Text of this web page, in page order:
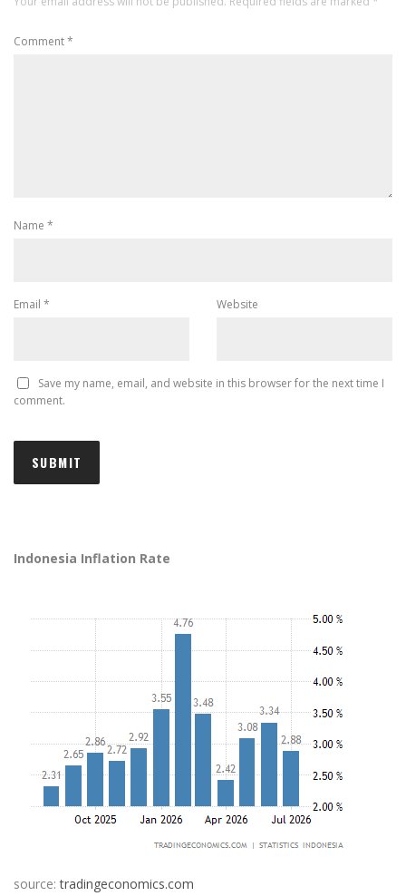
Comment*
Name *
Email * Website
Save my name, email, and website in this browser for the next time I
comment.
Indonesia Inflation Rate
source:tradingeconomics.com